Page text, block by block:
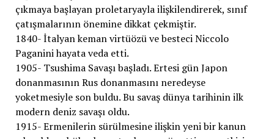
çıkmaya başlayan proletaryayla ilişkilendirerek, sınıf
çatışmalarının önemine dikkat çekmiştir.
1840- İtalyan keman virtüözü ve besteci Niccolo
Paganini hayata veda etti.
1905- Tsushima Savaşı başladı. Ertesi gün Japon
donanmasının Rus donanmasını neredeyse
yoketmesiyle son buldu. Bu savaş dünya tarihinin ilk
modern deniz savaşı oldu.
1915- Ermenilerin sürülmesine ilişkin yeni bir kanun